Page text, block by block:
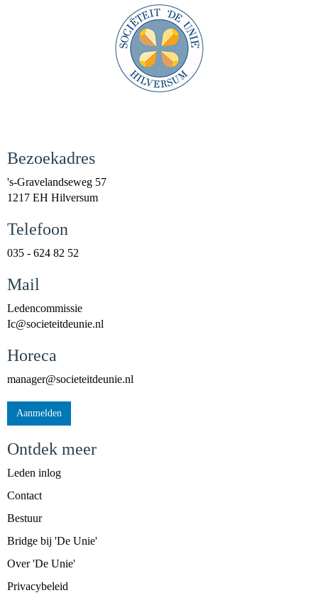
Bezoekadres
's-Gravelandseweg 57
1217 EH Hilversum
Telefoon
035 - 624 82 52
Mail
Ledencommissie
cI@societeitdeunie.nl
Horeca
reganam@societeitdeunie.nl
Aanmelden
Ontdek meer
Leden inlog
Contact
Bestuur
Bridge bij 'De Unie'
Over 'De Unie'
Privacybeleid